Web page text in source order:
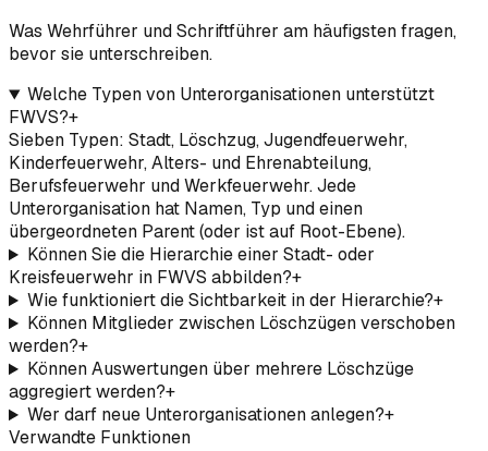
Was Wehrführer und Schriftführer am häufigsten fragen,
bevor sie unterschreiben.
Welche Typen von Unterorganisationen unterstützt
FWVS?+
Sieben Typen: Stadt, Löschzug, Jugendfeuerwehr,
Kinderfeuerwehr, Alters- und Ehrenabteilung,
Berufsfeuerwehr und Werkfeuerwehr. Jede
Unterorganisation hat Namen, Typ und einen
übergeordneten Parent (oder ist auf Root-Ebene).
Können Sie die Hierarchie einer Stadt- oder
Kreisfeuerwehr in FWVS abbilden?+
Wie funktioniert die Sichtbarkeit in der Hierarchie?+
Können Mitglieder zwischen Löschzügen verschoben
werden?+
Können Auswertungen über mehrere Löschzüge
aggregiert werden?+
Wer darf neue Unterorganisationen anlegen?+
Verwandte Funktionen